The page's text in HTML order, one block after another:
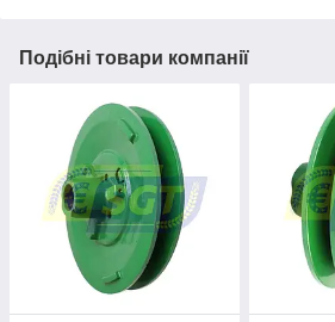
Подібні товари компанії